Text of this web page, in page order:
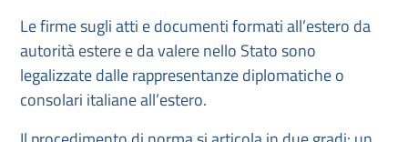
Le firme sugli atti e documenti formati all’estero da
autorità estere e da valere nello Stato sono
legalizzate dalle rappresentanze diplomatiche o
consolari italiane all’estero.